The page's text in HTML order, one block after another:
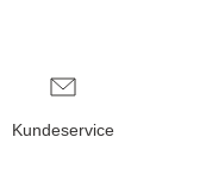
Kundeservice